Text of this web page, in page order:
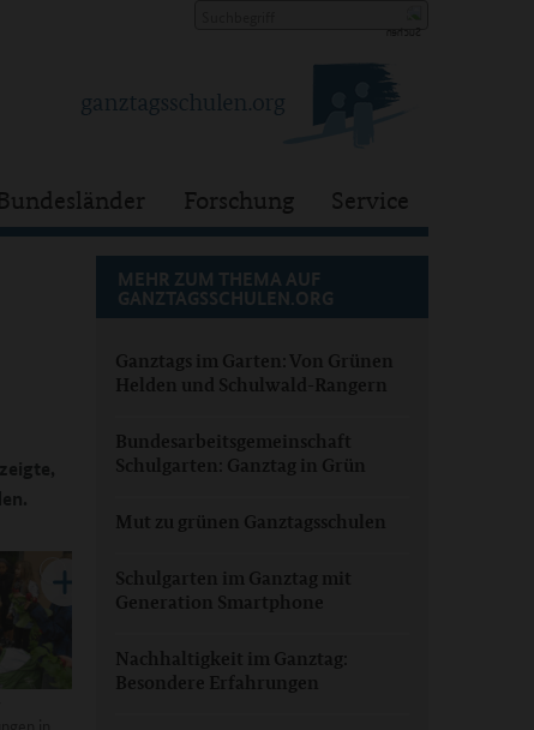
Forschung Service
MEHR ZUM THEMA AUF
GANZTAGSSCHULEN.ORG
Ganztags im Garten: Von Grünen
Helden und Schulwald-Rangern
Bundesarbeitsgemeinschaft
Schulgarten: Ganztag in Grün
Mut zu grünen Ganztagsschulen
Schulgarten im Ganztag mit
Generation Smartphone
Nachhaltigkeit im Ganztag:
Besondere Erfahrungen